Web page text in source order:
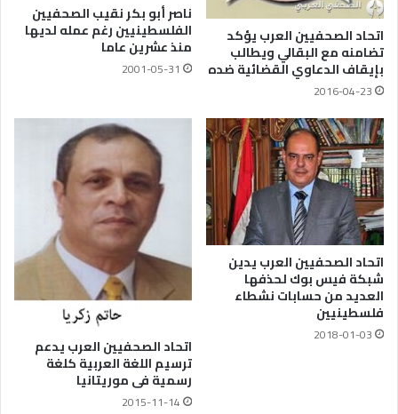
اتحاد الصحفيين العرب يؤكد
تضامنه مع البقالي ويطالب
بإيقاف الدعاوي القضائية ضده
2016-04-23
ناصر أبو بكر نقيب الصحفيين
الفلسطينيين رغم عمله لديها
منذ عشرين عاما
2001-05-31
اتحاد الصحفيين العرب يدين
شبكة فيس بوك لحذفها
العديد من حسابات نشطاء
فلسطينيين
2018-01-03
اتحاد الصحفيين العرب يدعم
ترسيم اللغة العربية كلغة
رسمية فى موريتانيا
2015-11-14